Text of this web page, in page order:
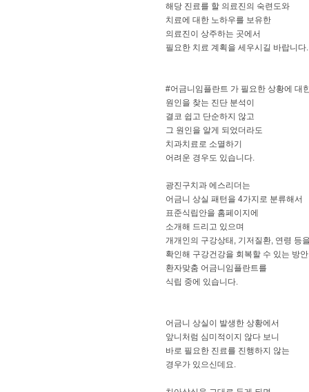
해당 진료를 할 의료진의 숙련도와
치료에 대한 노하우를 보유한
의료진이 상주하는 곳에서
필요한 치료 계획을 세우시길 바랍니다.
#어금니임플란트 가 필요한 상황에 대
원인을 찾는 진단 분석이
결코 쉽고 단순하지 않고
그 원인을 알게 되었더라도
치과치료로 소멸하기
어려운 경우도 있습니다.
광진구치과 에스리더는
어금니 상실 패턴을 4가지로 분류해서
표준식립안을 홈페이지에
소개해 드리고 있으며
개개인의 구강상태, 기저질환, 연령 등
확인해 구강건강을 회복할 수 있는 방
환자맞춤 어금니임플란트를
식립 중에 있습니다.
어금니 상실이 발생한 상황에서
앞니처럼 심미적이지 않다 보니
바로 필요한 진료를 진행하지 않는
경우가 있으신데요.